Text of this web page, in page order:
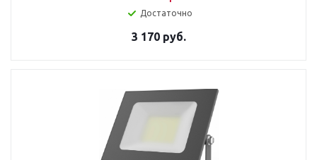
Достаточно
3 170 руб.